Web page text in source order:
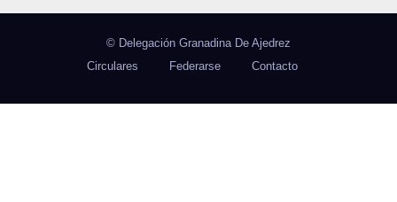
© Delegación Granadina De Ajedrez
Circulares
Federarse Contacto